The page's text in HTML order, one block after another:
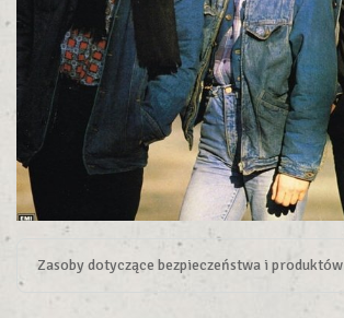
Zasoby dotyczące bezpieczeństwa i produktów